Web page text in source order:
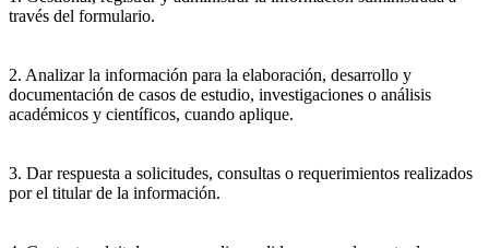
través del formulario.
2. Analizar la información para la elaboración, desarrollo y
documentación de casos de estudio, investigaciones o análisis
académicos y científicos, cuando aplique.
3. Dar respuesta a solicitudes, consultas o requerimientos realizados
por el titular de la información.